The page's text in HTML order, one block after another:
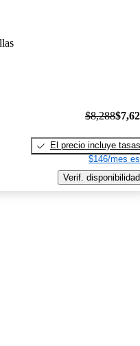
$8,288
El precio incluye tasas
$146/mes
Verif. disponibilidad